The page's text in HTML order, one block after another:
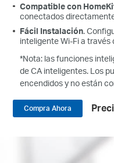
Compatible con
conectados
Fácil Instalación.
inteligente Wi-Fi a través
*Nota: las funciones
de CA inteligentes. Los
encendidos y no están
Compra Ahora